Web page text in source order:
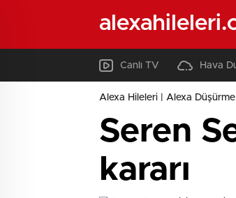
Canlı TV Hava
Alexa Hileleri | Alexa
Seren
kararı